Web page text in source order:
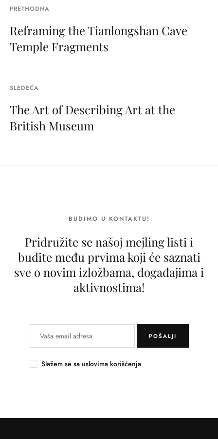
PRETHODNA
Reframing the Tianlongshan Cave
Temple Fragments
SLEDEĆA
The Art of Describing Art at the
British Museum
BUDIMO U KONTAKTU!
Pridružite se našoj mejling listi i
budite među prvima koji će saznati
sve o novim izložbama, događajima i
aktivnostima!
POŠALJI
Slažem se sa uslovima korišćenja